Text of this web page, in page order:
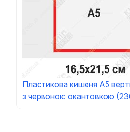
Пластикова кишеня А5
з червоною окантовкою